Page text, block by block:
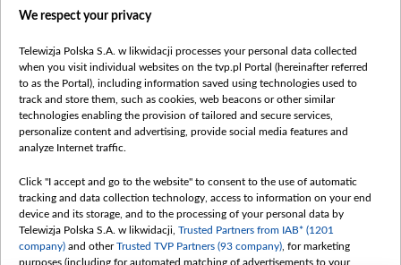
Правила использования материалов
Безопасность
Youtube
Белсат news
Белсат Life
Belsat English
Biełsat PL
Белсат Now
Белсат Shorts
We respect your privacy
Telewizja Polska S.A. w likwidacji processes your personal data collected
when you visit individual websites on the tvp.pl Portal (hereinafter referred
to as the Portal), including information saved using technologies used to
track and store them, such as cookies, web beacons or other similar
technologies enabling the provision of tailored and secure services,
personalize content and advertising, provide social media features and
analyze Internet traffic.
Click "I accept and go to the website" to consent to the use of automatic
tracking and data collection technology, access to information on your end
device and its storage, and to the processing of your personal data by
Telewizja Polska S.A. w likwidacji, Trusted Partners from IAB* (1201
company) and otherTrusted TVP Partners (93 company) , for marketing
purposes (including for automated matching of advertisements to your